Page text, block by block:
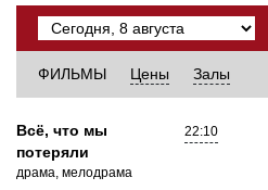
ФИЛЬМЫ Цены Залы
Всё, что мы
потеряли
драма, мелодрама
22:10